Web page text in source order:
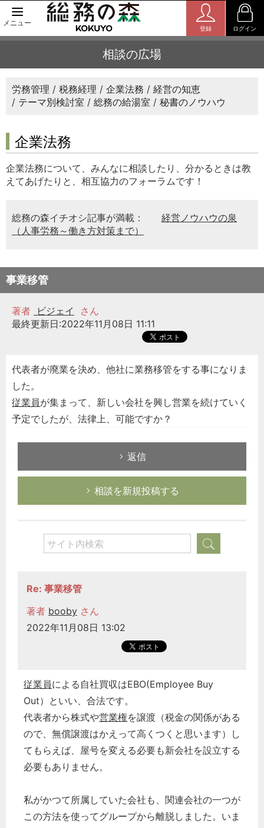
メニュー
登録 ログイン
相談の広場
労務管理 税務経理 企業法務
経営の知恵
テーマ別検討室
総務の給湯室 秘書のノウハウ
企業法務
企業法務について、みんなに相談したり、分かるときは教
えてあげたりと、相互協力のフォーラムです！
総務の森イチオシ記事が満載：
経営ノウハウの泉
（人事労務～働き方対策まで）
事業移管
著者 ビジェイ
さん
最終更新日:2022年11月08日 11:11
代表者が廃業を決め、他社に業務移管をする事になりま
した。
従業員が集まって、新しい会社を興し営業を続けていく
予定でしたが、法律上、可能ですか？
返信
相談を新規投稿する
Re: 事業移管
著者 booby さん
2022年11月08日 13:02
従業員による自社買収はEBO(Employee Buy
Out）といい、合法です。
代表者から株式や営業権を譲渡（税金の関係がある
ので、無償譲渡はかえって高くつくと思います）し
てもらえば、屋号を変える必要も新会社を設立する
必要もありません。
私がかつて所属していた会社も、関連会社の一つが
この方法を使ってグループから離脱しました。いま